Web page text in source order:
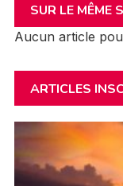
SUR LE MÊME
Aucun article
ARTICLES